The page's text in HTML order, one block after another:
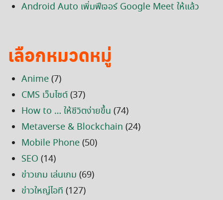
Android Auto เพิ่มฟีเจอร์ Google Meet ให้แล้ว
เลือกหมวดหมู่
Anime(7)
CMS เว็บไซต์(37)
How to … ให้ชีวิตง่ายขึ้น (74)
Metaverse & Blockchain (24)
Mobile Phone(50)
SEO (14)
ข่าวเกม เล่นเกม (69)
ข่าวใหญ่ไอที (127)